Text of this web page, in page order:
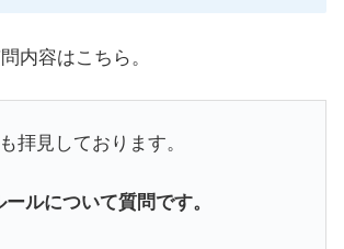
内容はこちら。
拝見しております。
ルについて質問です。